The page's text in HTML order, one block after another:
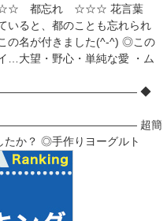
☆☆☆ 都忘れ ☆☆☆ 花言葉
ると、都のことも忘れられ
の名が付きました(^-^) ◎この
…大望・野心・単純な愛 ・ム
◆
超簡
たか？ ◎手作りヨーグルト